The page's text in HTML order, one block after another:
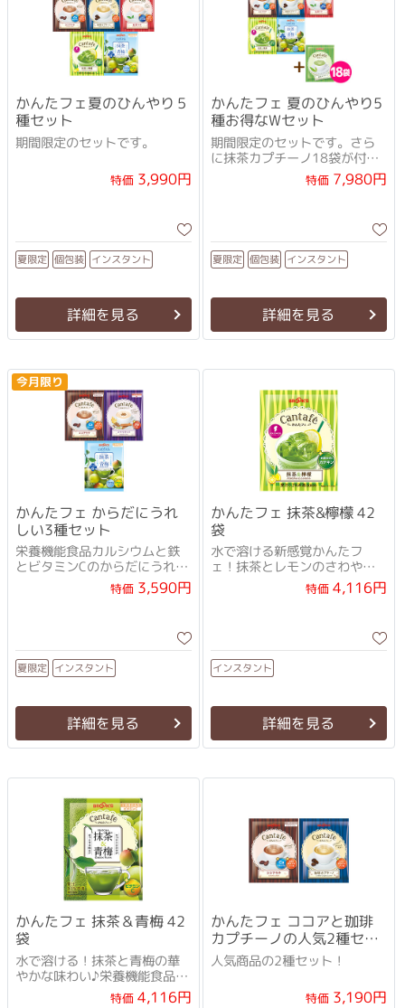
かんたフェ夏のひんやり５
種セット
期間限定のセットです。
特価3,990円
夏限定 個包装 インスタント
詳細を見る
かんたフェ 夏のひんやり5
種お得なWセット
期間限定のセットです。さら
に抹茶カプチーノ18袋が付い
特価7,980円
夏限定 個包装 インスタント
詳細を見る
今月限り
かんたフェ からだにうれ
しい3種セット
栄養機能食品カルシウムと鉄
とビタミンCのからだにうれし
特価3,590円
夏限定 インスタント
詳細を見る
かんたフェ 抹茶&檸檬 42
袋
水で溶ける新感覚かんたフ
ェ！抹茶とレモンのさわやか
特価4,116円
インスタント
詳細を見る
かんたフェ 抹茶＆青梅 42
袋
水で溶ける！抹茶と青梅の華
やかな味わい♪栄養機能食品
特価4,116円
かんたフェ ココアと珈琲
カプチーノの人気2種セッ
ト
人気商品の2種セット！
特価3,190円